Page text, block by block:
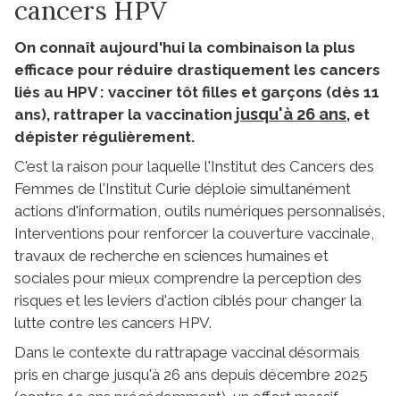
cancers HPV
On connaît aujourd'hui la combinaison la plus
efficace pour réduire drastiquement les cancers
liés au HPV : vacciner tôt filles et garçons (dès 11
ans), rattraper la vaccination jusqu'à 26 ans, et
dépister régulièrement.
C'est la raison pour laquelle l'Institut des Cancers des
Femmes de l'Institut Curie déploie simultanément
actions d'information, outils numériques personnalisés,
Interventions pour renforcer la couverture vaccinale,
travaux de recherche en sciences humaines et
sociales pour mieux comprendre la perception des
risques et les leviers d'action ciblés pour changer la
lutte contre les cancers HPV.
Dans le contexte du rattrapage vaccinal désormais
pris en charge jusqu'à 26 ans depuis décembre 2025